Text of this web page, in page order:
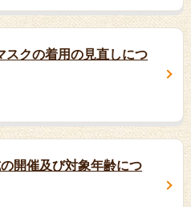
スクの着用の見直しにつ
開催及び対象年齢につ